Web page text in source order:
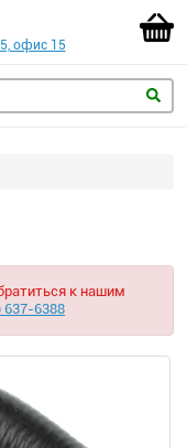
офис 15
к нашим
637-6388